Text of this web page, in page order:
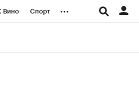
Вино Спорт ...